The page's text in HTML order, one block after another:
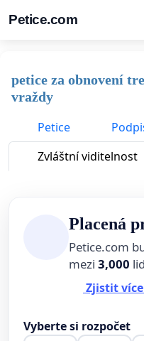
Petice.com
petice za obnovení
vraždy
Petice
Zvláštní viditelnost
Placená
Petice.com
mezi 3,000
Zjistit
Vyberte si rozpočet